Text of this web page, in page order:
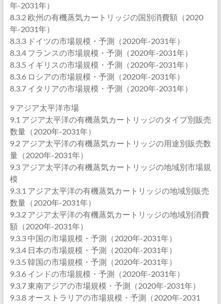
年-2031年）
8.3.2 欧州の有機蒸気カートリッジの国別消費額（2020
年-2031年）
8.3.3 ドイツの市場規模・予測（2020年-2031年）
8.3.4 フランスの市場規模・予測（2020年-2031年）
8.3.5 イギリスの市場規模・予測（2020年-2031年）
8.3.6 ロシアの市場規模・予測（2020年-2031年）
8.3.7 イタリアの市場規模・予測（2020年-2031年）
9 アジア太平洋市場
9.1 アジア太平洋の有機蒸気カートリッジのタイプ別販売
数量（2020年-2031年）
9.2 アジア太平洋の有機蒸気カートリッジの用途別販売数
量（2020年-2031年）
9.3 アジア太平洋の有機蒸気カートリッジの地域別市場規
模
9.3.1 アジア太平洋の有機蒸気カートリッジの地域別販売
数量（2020年-2031年）
9.3.2 アジア太平洋の有機蒸気カートリッジの地域別消費
額（2020年-2031年）
9.3.3 中国の市場規模・予測（2020年-2031年）
9.3.4 日本の市場規模・予測（2020年-2031年）
9.3.5 韓国の市場規模・予測（2020年-2031年）
9.3.6 インドの市場規模・予測（2020年-2031年）
9.3.7 東南アジアの市場規模・予測（2020年-2031年）
9.3.8 オーストラリアの市場規模・予測（2020年-2031